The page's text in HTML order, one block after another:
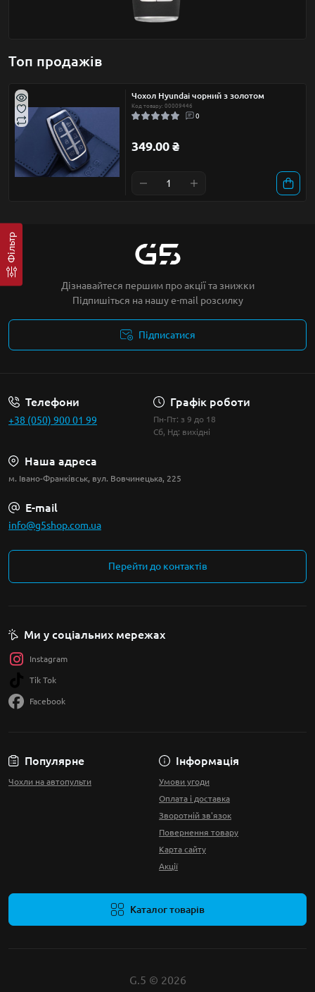
Фільтр
Топ продажів
Чохол Hyundai чорний з золотом
Код товару: 00009446
0
349.00 ₴
Дізнавайтеся першим про акції та знижки
Підпишіться на нашу e-mail розсилку
Підписатися
Телефони
+38 (050) 900 01 99
Графік роботи
Пн-Пт: з 9 до 18
Сб, Нд: вихідні
Наша адреса
м. Івано-Франківськ, вул. Вовчинецька, 225
E-mail
info@g5shop.com.ua
Перейти до контактів
Популярне
Чохли на автопульти
Інформація
Умови угоди
Оплата і доставка
Зворотній зв'язок
Повернення товару
Карта сайту
Акції
Каталог товарів
Ми у соціальних мережах
Instagram
Tik Tok
Facebook
G.5 © 2026